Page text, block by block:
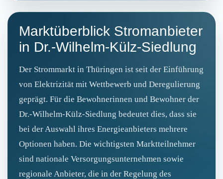
Marktüberblick Stromanbieter
in Dr.-Wilhelm-Külz-Siedlung
Der Strommarkt in Thüringen ist seit der Einführung
von Elektrizität mit Wettbewerb und Deregulierung
geprägt. Für die Bewohnerinnen und Bewohner der
Dr.-Wilhelm-Külz-Siedlung bedeutet dies, dass sie
bei der Auswahl ihres Energieanbieters mehrere
Optionen haben. Die wichtigsten Marktteilnehmer
sind nationale Versorgungsunternehmen sowie
regionale Anbieter, die in der Regelung des